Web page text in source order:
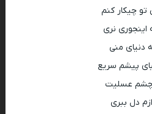
چیکار کنم
نری
دنیای منی
پیشم سریع
عسلیت
ازم دل ببری